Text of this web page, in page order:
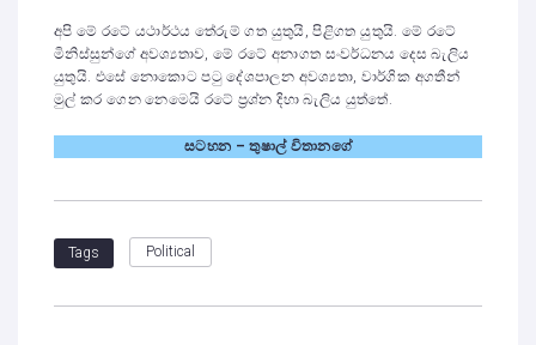
අපි මේ රටේ යථාර්ථය තේරුම් ගත යුතුයි, පිළිගත යුතුයි. මේ රටේ
මිනිස්සුන්ගේ අවශ්‍යතාව, මේ රටේ අනාගත සංවර්ධනය දෙස බැලිය
යුතුයි. එසේ නොකොට පටු දේශපාලන අවශ්‍යතා, වාර්ගික අගතීන්
මුල් කර ගෙන නෙමෙයි රටේ ප්‍රශ්න දිහා බැලිය යුත්තේ.
සටහන – තුෂාල් විතානගේ
Tags Political